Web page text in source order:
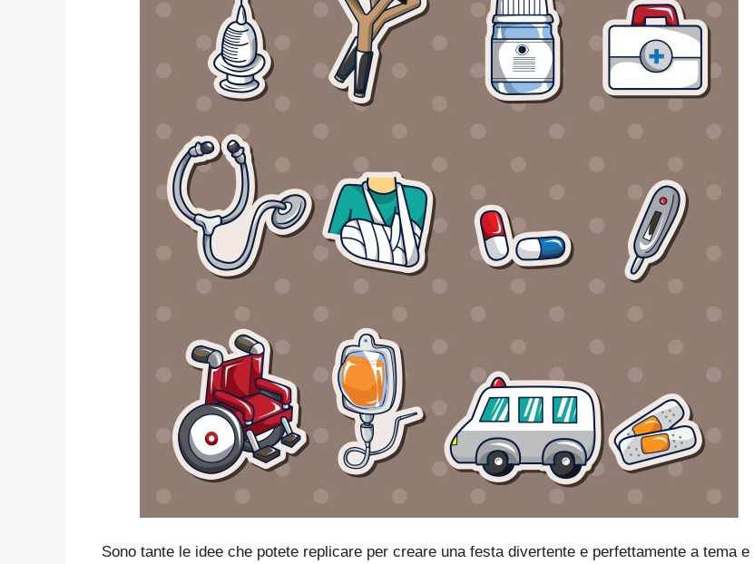
Sono tante le idee che potete replicare per creare una festa divertente e perfettamente a tema e